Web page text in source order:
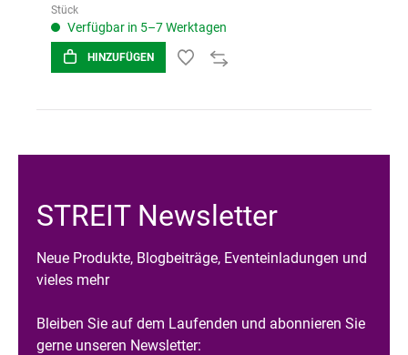
Stück
Verfügbar in 5–7 Werktagen
HINZUFÜGEN
STREIT Newsletter
Neue Produkte, Blogbeiträge, Eventeinladungen und
vieles mehr
Bleiben Sie auf dem Laufenden und abonnieren Sie
gerne unseren Newsletter: